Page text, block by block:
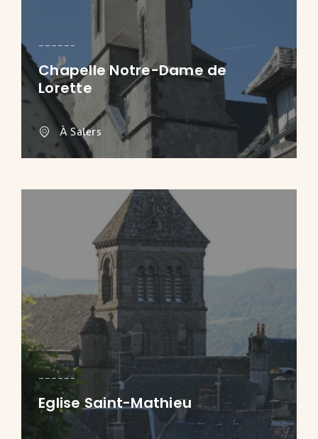
Chapelle Notre-Dame de
Lorette
À Salers
Eglise Saint-Mathieu